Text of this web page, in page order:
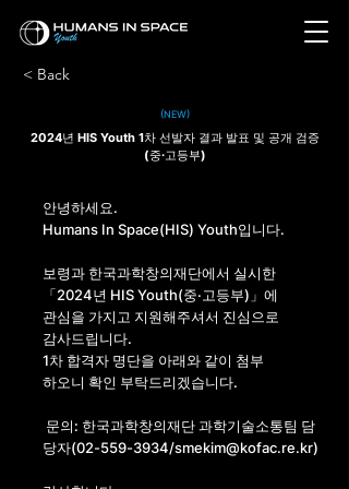
< Back
(NEW)
2024년 HIS Youth 1차 선발자 결과 발표 및 공개 검증
(중·고등부)
안녕하세요.
Humans In Space(HIS) Youth입니다.
보령과 한국과학창의재단에서 실시한
「2024년 HIS Youth(중·고등부)」에
관심을 가지고 지원해주셔서 진심으로
감사드립니다.
1차 합격자 명단을 아래와 같이 첨부
하오니 확인 부탁드리겠습니다.
​ 문의: 한국과학창의재단 과학기술소통팀 담
당자(02-559-3934/smekim@kofac.re.kr)